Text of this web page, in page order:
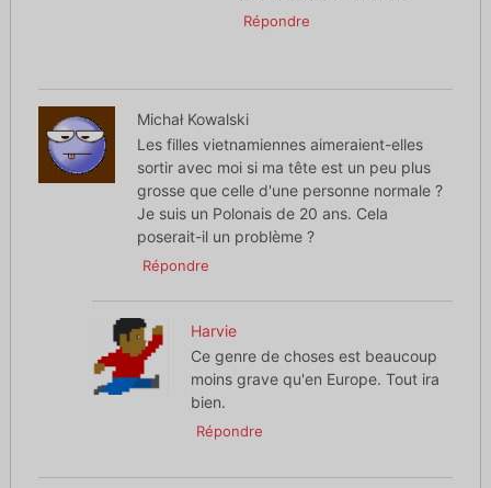
Répondre
Michał Kowalski
Les filles vietnamiennes aimeraient-elles
sortir avec moi si ma tête est un peu plus
grosse que celle d'une personne normale ?
Je suis un Polonais de 20 ans. Cela
poserait-il un problème ?
Répondre
Harvie
Ce genre de choses est beaucoup
moins grave qu'en Europe. Tout ira
bien.
Répondre